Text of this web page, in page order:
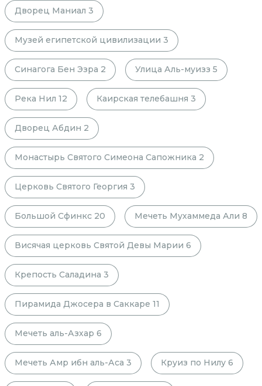
Дворец Маниал 3
Музей египетской цивилизации 3
Синагога Бен Эзра 2 Улица Аль-муизз 5
Река Нил 12 Каирская телебашня 3
Дворец Абдин 2
Монастырь Святого Симеона Сапожника 2
Церковь Святого Георгия 3
Большой Сфинкс 20 Мечеть Мухаммеда Али 8
Висячая церковь Святой Девы Марии 6
Крепость Саладина 3
Пирамида Джосера в Саккаре 11
Мечеть аль-Азхар 6
Мечеть Амр ибн аль-Аса 3 Круиз по Нилу 6